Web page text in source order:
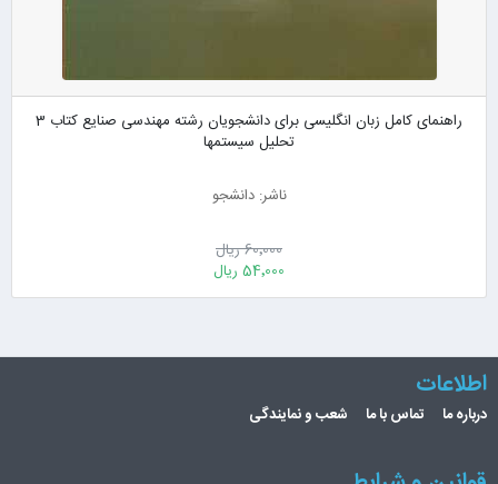
راهنمای کامل زبان انگلیسی برای دانشجویان رشته مهندسی صنایع کتاب 3
تحلیل سیستمها
ناشر: دانشجو
60٬000 ریال
54٬000 ریال
اطلاعات
درباره ما تماس با ما شعب و نمایندگی